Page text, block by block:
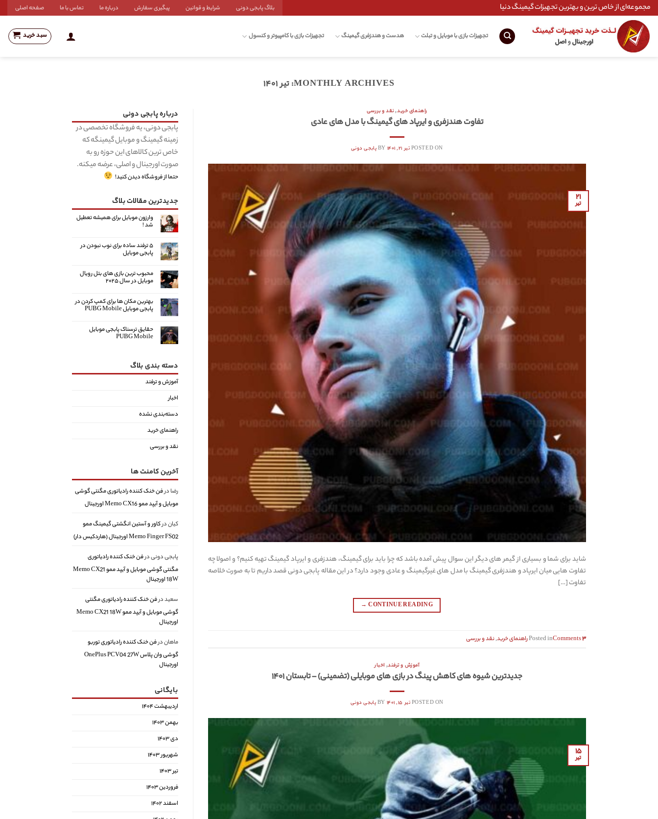
Skip
to
content
مجموعه‌ای از خاص ترین و بهترین تجهیزات گیمینگ دنیا بلاگ پابجی دونی شرایط و قوانین پیگیری سفارش درباره ما تماس با ما صفحه اصلی
تجهیزات بازی با موبایل و تبلت هدست و هندزفری گیمینگ تجهیزات بازی با کامپیوتر و کنسول سبد خرید
MONTHLY ARCHIVES: تیر ۱۴۰۱
راهنمای خرید,نقد و بررسی
تفاوت هندزفری و ایرپاد های گیمینگ با مدل های عادی
POSTED ONتیر ۲۱, ۱۴۰۱ پابجی دونی
۲۱
تیر
شاید برای شما و بسیاری از گیمر های دیگر این سوال پیش آمده باشد که چرا باید برای گیمینگ، هندزفری و ایرپاد گیمینگ تهیه کنیم؟ و اصولا چه
تفاوت هایی میان ایرپاد و هندزفری گیمینگ با مدل های غیرگیمینگ و عادی وجود دارد؟ در این مقاله پابجی دونی قصد داریم تا به صورت خلاصه
تفاوت […]
CONTINUE READING
→
Posted inراهنمای خرید,نقد و بررسی ۳
آموزش و ترفند, اخبار
جدیدترین شیوه های کاهش پینگ در بازی های موبایلی (تضمینی) – تابستان ۱۴۰۱
POSTED ONتیر ۱۵, ۱۴۰۱ پابجی دونی
۱۵
تیر
درباره پابجی دونی
پابجی دونی، یه فروشگاه تخصصی در
زمینه گیمینگ و موبایل گیمینگه که
خاص ترین کالاهای این حوزه رو به
صورت اورجینال و اصلی، عرضه میکنه.
حتما از فروشگاه دیدن کنید!
جدیدترین مقالات بلاگ
وارزون موبایل برای همیشه تعطیل
شد !
۵ ترفند ساده برای نوب نبودن در
پابجی موبایل
محبوب ترین بازی های بتل رویال
موبایل در سال ۲۰۲۵
بهترین مکان ها برای کمپ کردن در
پابجی موبایل PUBG Mobile
حقایق ترسناک پابجی موبایل
PUBG Mobile
دسته بندی بلاگ
آموزش و ترفند
اخبار
دسته‌بندی نشده
راهنمای خرید
نقد و بررسی
آخرین کامنت ها
رضادرفن خنک کننده رادیاتوری مگنتی گوشی
موبایل و آیپد ممو Memo CX16 اورجینال
کیاندرکاور و آستین انگشتی گیمینگ ممو
Memo Finger FS02 اورجینال (هاردکیس دار)
پابجی دونیدرفن خنک کننده رادیاتوری
مگنتی گوشی موبایل و آیپد ممو Memo CX21
18W اورجینال
سعیددرفن خنک کننده رادیاتوری مگنتی
گوشی موبایل و آیپد ممو Memo CX21 18W
اورجینال
ماهاندرفن خنک کننده رادیاتوری توربو
گوشی وان پلاس OnePlus PCV04 27W
اورجینال
بایگانی
اردیبهشت ۱۴۰۴
بهمن ۱۴۰۳
دی ۱۴۰۳
شهریور ۱۴۰۳
تیر ۱۴۰۳
فروردین ۱۴۰۳
اسفند ۱۴۰۲